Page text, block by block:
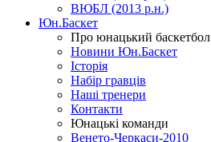
ВЮБЛ (2013 р.н.)
Юн.Баскет
Про юнацький баскетбол
Новини Юн.Баскет
Історія
Набір гравців
Наші тренери
Контакти
Юнацькі команди
Венето-Черкаси-2010